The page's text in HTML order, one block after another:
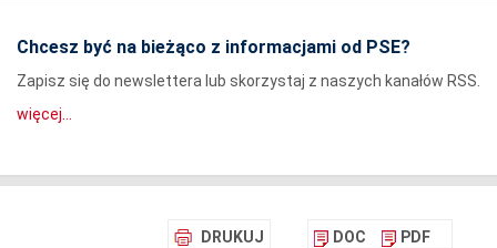
Chcesz być na bieżąco z informacjami od PSE?
Zapisz się do newslettera lub skorzystaj z naszych kanałów RSS.
więcej...
DRUKUJ DOC PDF